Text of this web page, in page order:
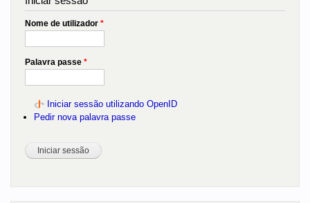
Nome de utilizador *
Palavra passe *
Iniciar sessão utilizando OpenID
Pedir nova palavra passe